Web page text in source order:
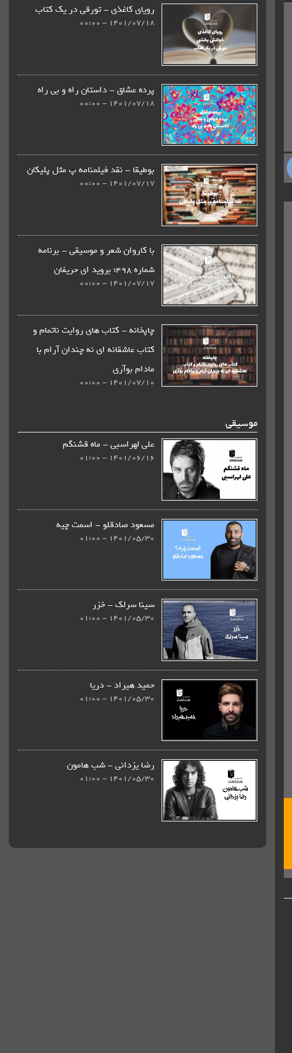
رویای کاغذی - تورقی در یک کتاب
1401/07/18 - 00:00
پرده عشاق - داستان راه و بی راه
1401/07/18 - 00:00
بوطیقا - نقد فیلمنامه پ مثل پلیکان
1401/07/17 - 00:00
با کاروان شعر و موسیقی - برنامه
شماره 498؛ بروید ای حریفان
1401/07/17 - 00:00
چاپخانه - كتاب های روایت ناتمام و
کتاب عاشقانه ای نه چندان آرام با
مادام بوآری
1401/07/10 - 00:00
موسیقی
علی لهراسبی - ماه قشنگم
1401/06/16 - 01:00
مسعود صادقلو - اسمت چیه
1401/05/30 - 01:00
سینا سرلک - خزر
1401/05/30 - 01:00
حمید هیراد - دریا
1401/05/30 - 01:00
رضا یزدانی - شب هامون
1401/05/30 - 01:00